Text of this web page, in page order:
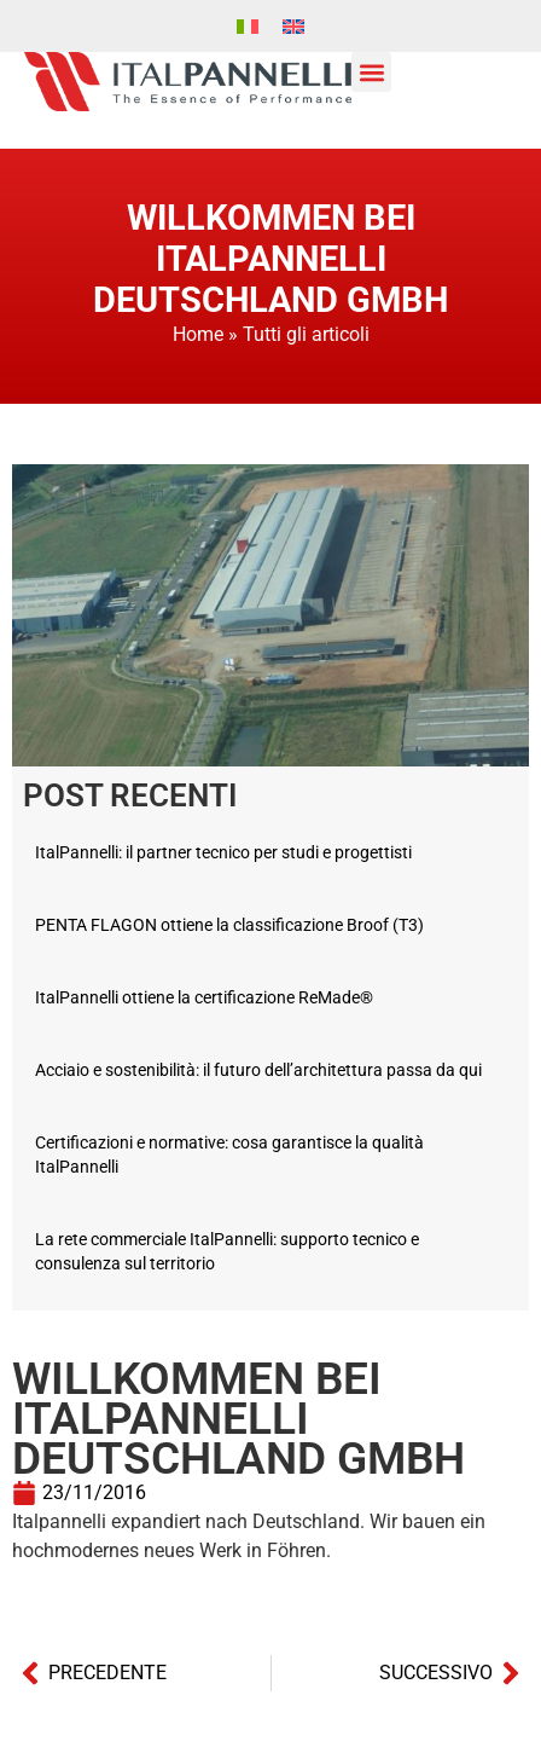
WILLKOMMEN BEI
ITALPANNELLI
DEUTSCHLAND GMBH
Home» Tutti gli articoli
POST RECENTI
ItalPannelli: il partner tecnico per studi e progettisti
PENTA FLAGON ottiene la classificazione Broof (T3)
ItalPannelli ottiene la certificazione ReMade®
Acciaio e sostenibilità: il futuro dell’architettura passa da qui
Certificazioni e normative: cosa garantisce la qualità
ItalPannelli
La rete commerciale ItalPannelli: supporto tecnico e
consulenza sul territorio
WILLKOMMEN BEI
ITALPANNELLI
DEUTSCHLAND GMBH
23/11/2016
Italpannelli expandiert nach Deutschland. Wir bauen ein
hochmodernes neues Werk in Föhren.
PRECEDENTE SUCCESSIVO